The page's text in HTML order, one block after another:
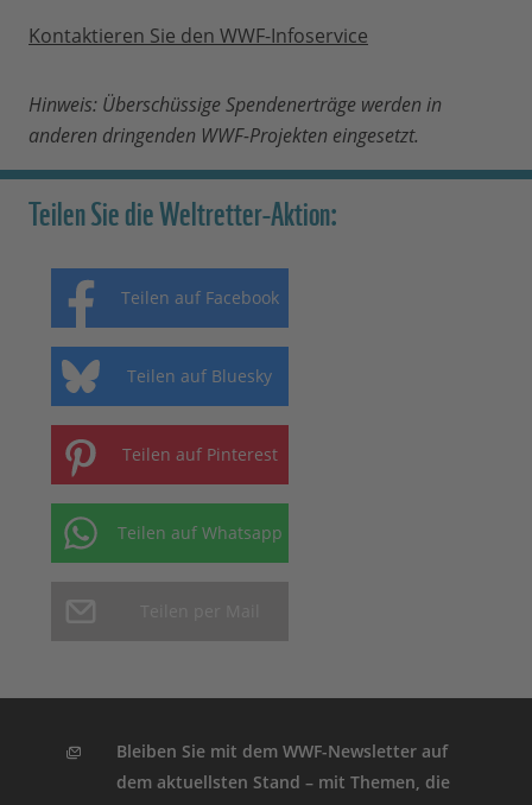
Kontaktieren Sie den WWF-Infoservice
Hinweis: Überschüssige Spendenerträge werden in
anderen dringenden WWF-Projekten eingesetzt.
Teilen Sie die Weltretter-Aktion:
Teilen auf Facebook
Teilen auf Bluesky
Teilen auf Pinterest
Teilen auf Whatsapp
Bleiben Sie mit dem WWF-Newsletter auf
dem aktuellsten Stand – mit Themen, die